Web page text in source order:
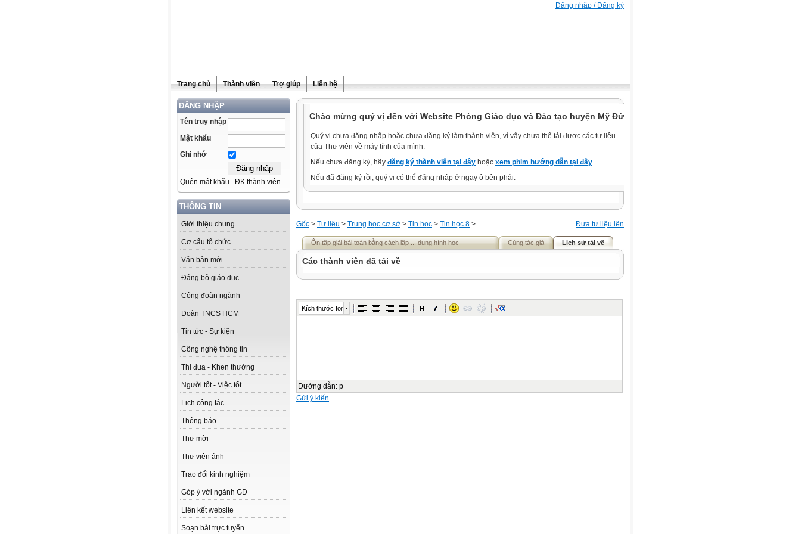
Đăng nhập / Đăng ký
Trang chủ Thành viên Trợ giúp Liên hệ
ĐĂNG NHẬP
Tên truy nhập
Mật khẩu
Ghi nhớ
Quên mật khẩu ĐK thành viên
THÔNG TIN
Giới thiệu chung
Cơ cấu tổ chức
Văn bản mới
Đảng bộ giáo dục
Công đoàn ngành
Đoàn TNCS HCM
Tin tức - Sự kiện
Công nghệ thông tin
Thi đua - Khen thưởng
Người tốt - Việc tốt
Lịch công tác
Thông báo
Thư mời
Thư viện ảnh
Trao đổi kinh nghiệm
Góp ý với ngành GD
Liên kết website
Soạn bài trực tuyến
Chào mừng quý vị đến với Website Phòng Giáo dục và Đào tạo huyện Mỹ Đức.
Quý vị chưa đăng nhập hoặc chưa đăng ký làm thành viên, vì vậy chưa thể tải được các tư liệu
của Thư viện về máy tính của mình.
Nếu chưa đăng ký, hãy đăng ký thành viên tại đây hoặc xem phim hướng dẫn tại đây
Nếu đã đăng ký rồi, quý vị có thể đăng nhập ở ngay ô bên phải.
Đưa tư liệu lên
Gốc > Tư liệu > Trung học cơ sở > Tin học > Tin học 8 >
Ôn tập giải bài toán bằng cách lập ... dung hình học Cùng tác giả Lịch sử tải về
Các thành viên đã tải về
Kích thước font
Đường dẫn: p
Gửi ý kiến